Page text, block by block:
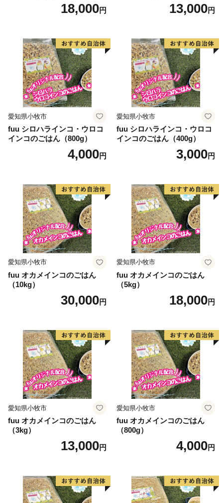
18,000円 13,000円
愛知県小牧市
fuu シロハラインコ・ウロコ
インコのごはん（800g）
4,000円
愛知県小牧市
fuu シロハラインコ・ウロコ
インコのごはん（400g）
3,000円
愛知県小牧市
fuu オカメインコのごはん
（10kg）
30,000円
愛知県小牧市
fuu オカメインコのごはん
（5kg）
18,000円
愛知県小牧市
fuu オカメインコのごはん
（3kg）
13,000円
愛知県小牧市
fuu オカメインコのごはん
（800g）
4,000円